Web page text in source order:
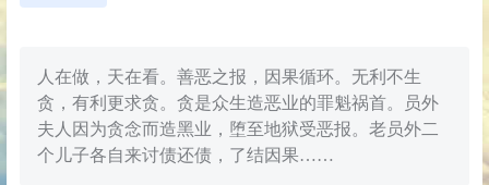
人在做，天在看。善恶之报，因果循环。无利不生
贪，有利更求贪。贪是众生造恶业的罪魁祸首。员外
夫人因为贪念而造黑业，堕至地狱受恶报。老员外二
个儿子各自来讨债还债，了结因果……